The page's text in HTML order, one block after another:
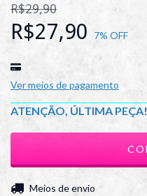
R$29,90
R$27,90 7% OFF
Ver meios de pagamento
ATENÇÃO, ÚLTIMA PEÇA!
Entregas para o CEP:
Meios de envio